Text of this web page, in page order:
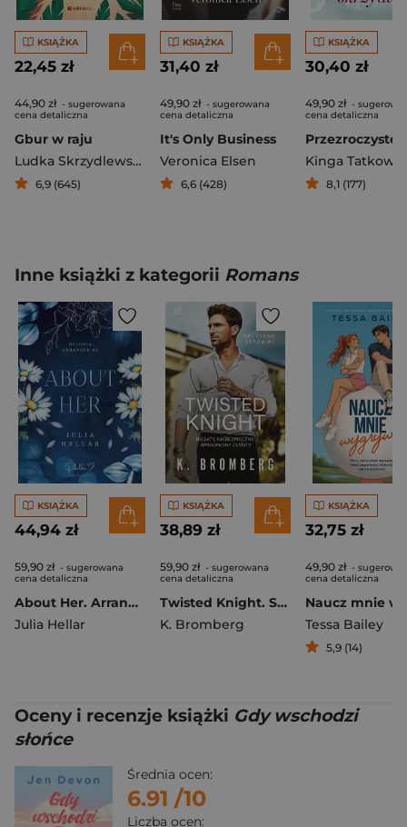
KSIĄŻKA
22,45 zł
44,90 zł - sugerowana
cena detaliczna
Gbur w raju
Ludka Skrzydlewska
6,9 (645)
KSIĄŻKA
31,40 zł
49,90 zł - sugerowana
cena detaliczna
It's Only Business
Veronica Elsen
6,6 (428)
KSIĄŻKA
30,40 zł
49,90 zł -
cena detaliczna
Kinga
8,1 (177)
Inne książki z kategorii Romans
KSIĄŻKA
44,94 zł
59,90 zł - sugerowana
cena detaliczna
About Her. Arranged. Tom 2
Julia Hellar
KSIĄŻKA
38,89 zł
59,90 zł - sugerowana
cena detaliczna
Twisted Knight. Splątane serca. Tom 1
K. Bromberg
KSIĄŻKA
32,75 zł
49,90 zł -
cena detaliczna
Tessa Bailey
5,9 (14)
Oceny i recenzje książki Gdy wschodzi
słońce
Średnia ocen:
6.91 /10
Liczba ocen: